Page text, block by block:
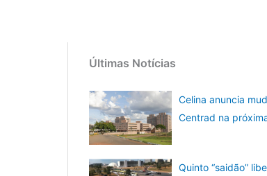
Últimas Notícias
Celina anuncia
Centrad na
Quinto “saidão”